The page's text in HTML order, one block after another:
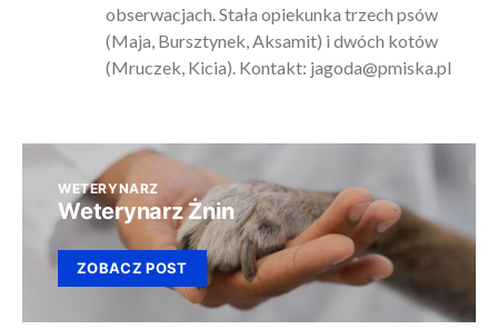
obserwacjach. Stała opiekunka trzech psów
(Maja, Bursztynek, Aksamit) i dwóch kotów
(Mruczek, Kicia). Kontakt: jagoda@pmiska.pl
WETERYNARZ
Weterynarz Żnin
ZOBACZ POST